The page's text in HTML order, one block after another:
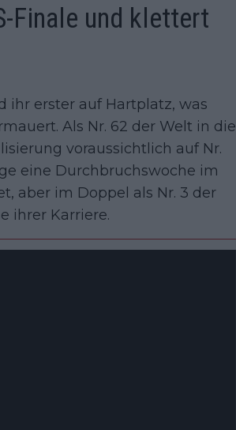
Finale und klettert
ihr erster auf Hartplatz, was
Als Nr. 62 der Welt in die
voraussichtlich auf Nr.
eine Durchbruchswoche im
aber im Doppel als Nr. 3 der
ihrer Karriere.